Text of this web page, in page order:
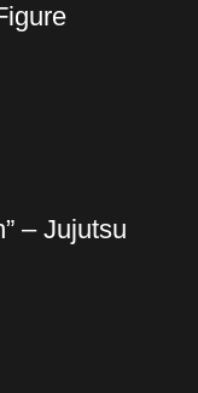
– Jujutsu